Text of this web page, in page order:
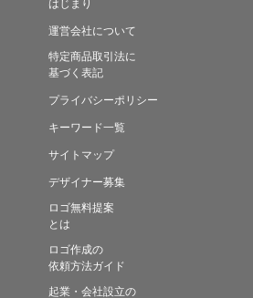
運営会社について
特定商品取引法に
基づく表記
プライバシーポリシー
キーワード一覧
サイトマップ
デザイナー募集
ロゴ無料提案
とは
ロゴ作成の
依頼方法ガイド
起業・会社設立の